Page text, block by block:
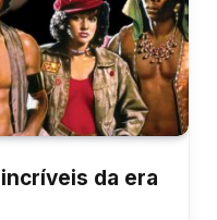
da era